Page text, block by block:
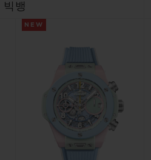
빅뱅
NEW